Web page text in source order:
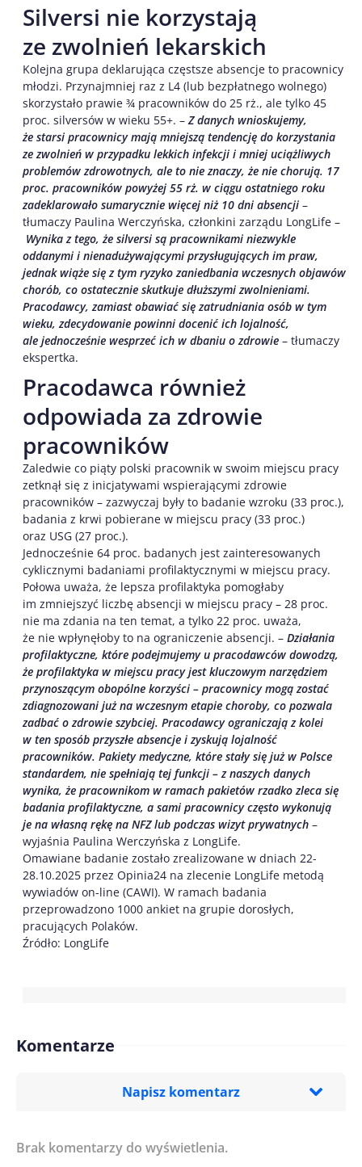
Silversi nie korzystają
ze zwolnień lekarskich
Kolejna grupa deklarująca częstsze absencje to pracownicy
młodzi. Przynajmniej raz z L4 (lub bezpłatnego wolnego)
skorzystało prawie ¾ pracowników do 25 rż., ale tylko 45
proc. silversów w wieku 55+. – Z danych wnioskujemy,
że starsi pracownicy mają mniejszą tendencję do korzystania
ze zwolnień w przypadku lekkich infekcji i mniej uciążliwych
problemów zdrowotnych, ale to nie znaczy, że nie chorują. 17
proc. pracowników powyżej 55 rż. w ciągu ostatniego roku
zadeklarowało sumarycznie więcej niż 10 dni absencji –
tłumaczy Paulina Werczyńska, członkini zarządu LongLife –
Wynika z tego, że silversi są pracownikami niezwykle
oddanymi i nienadużywającymi przysługujących im praw,
jednak wiąże się z tym ryzyko zaniedbania wczesnych objawów
chorób, co ostatecznie skutkuje dłuższymi zwolnieniami.
Pracodawcy, zamiast obawiać się zatrudniania osób w tym
wieku, zdecydowanie powinni docenić ich lojalność,
ale jednocześnie wesprzeć ich w dbaniu o zdrowie – tłumaczy
ekspertka.
Pracodawca również
odpowiada za zdrowie
pracowników
Zaledwie co piąty polski pracownik w swoim miejscu pracy
zetknął się z inicjatywami wspierającymi zdrowie
pracowników – zazwyczaj były to badanie wzroku (33 proc.),
badania z krwi pobierane w miejscu pracy (33 proc.)
oraz USG (27 proc.).
Jednocześnie 64 proc. badanych jest zainteresowanych
cyklicznymi badaniami profilaktycznymi w miejscu pracy.
Połowa uważa, że lepsza profilaktyka pomogłaby
im zmniejszyć liczbę absencji w miejscu pracy – 28 proc.
nie ma zdania na ten temat, a tylko 22 proc. uważa,
że nie wpłynęłoby to na ograniczenie absencji. – Działania
profilaktyczne, które podejmujemy u pracodawców dowodzą,
że profilaktyka w miejscu pracy jest kluczowym narzędziem
przynoszącym obopólne korzyści – pracownicy mogą zostać
zdiagnozowani już na wczesnym etapie choroby, co pozwala
zadbać o zdrowie szybciej. Pracodawcy ograniczają z kolei
w ten sposób przyszłe absencje i zyskują lojalność
pracowników. Pakiety medyczne, które stały się już w Polsce
standardem, nie spełniają tej funkcji – z naszych danych
wynika, że pracownikom w ramach pakietów rzadko zleca się
badania profilaktyczne, a sami pracownicy często wykonują
je na własną rękę na NFZ lub podczas wizyt prywatnych –
wyjaśnia Paulina Werczyńska z LongLife.
Omawiane badanie zostało zrealizowane w dniach 22-
28.10.2025 przez Opinia24 na zlecenie LongLife metodą
wywiadów on-line (CAWI). W ramach badania
przeprowadzono 1000 ankiet na grupie dorosłych,
pracujących Polaków.
Źródło: LongLife
Komentarze
Napisz komentarz
Imię/ Nick*
Brak komentarzy do wyświetlenia.